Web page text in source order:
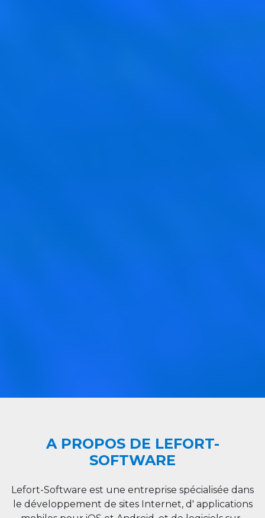
A PROPOS DE LEFORT-
SOFTWARE
Lefort-Software est une entreprise spécialisée dans
le développement de sites Internet, d' applications